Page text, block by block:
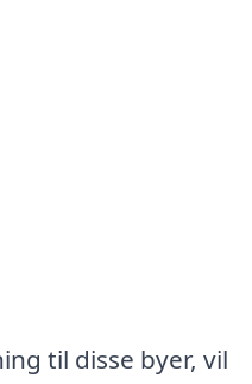
til disse byer, vil